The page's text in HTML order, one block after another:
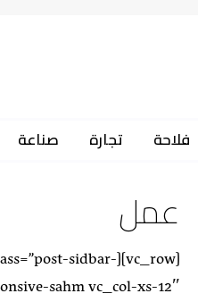
فلاحة تجارة صناعة
عمل
sidbar-